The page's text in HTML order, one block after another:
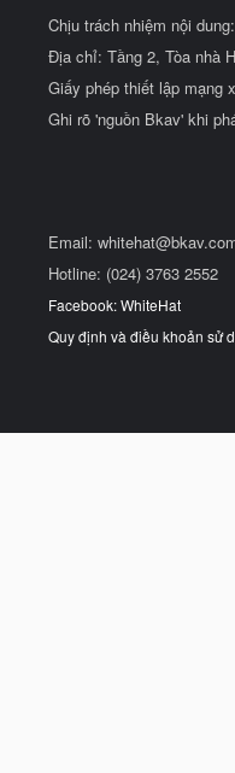
Chịu trách nhiệm nội
Địa chỉ: Tầng 2, Tòa nhà
Giấy phép thiết lập mạng
Ghi rõ 'nguồn Bkav' khi
Email:
Hotline: (024) 3763 2552
Facebook: WhiteHat
Quy định và điều khoản sử